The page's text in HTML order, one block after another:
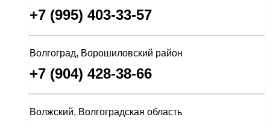
+7 (995) 403-33-57
Волгоград, Ворошиловский район
+7 (904) 428-38-66
Волжский, Волгоградская область